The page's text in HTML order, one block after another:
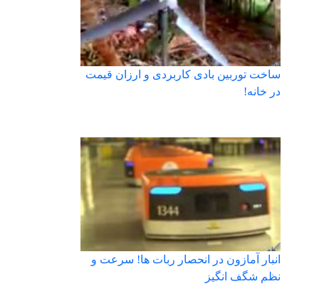
ساخت توربین بادی کاربردی و ارزان قیمت
در خانه!
انبار آمازون در انحصار ربات ها! سرعت و
نظم شگف انگیز